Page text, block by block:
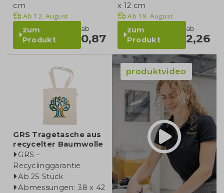
cm
Ab 12. August
zum
Produkt
ab
0,87
x 12 cm
Ab 19. August
zum
Produkt
ab
2,26
GRS Tragetasche aus
recycelter Baumwolle
GRS –
Recyclinggarantie
Ab 25 Stück
Abmessungen: 38 x 42
produktvideo